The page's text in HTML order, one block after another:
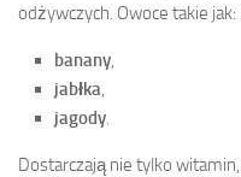
odżywczych. Owoce takie jak:
banany
jabłka
jagody
Dostarczają nie tylko